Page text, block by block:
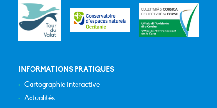
INFORMATIONS PRATIQUES
Cartographie interactive
Actualités